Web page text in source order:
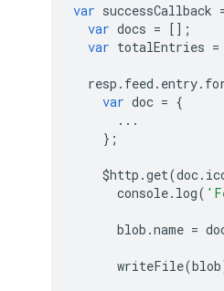
var successCallback
var docs = [];
var totalEntries =
resp . feed . entry.
var doc = {
...
};
$http .get(doc.
console. log(
blob .name =
writeFile(blob